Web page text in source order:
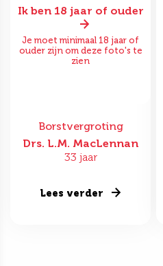
Ik ben 18 jaar of ouder
Je moet minimaal 18 jaar of
ouder zijn om deze foto's te
zien
Borstvergroting
Drs. L.M. MacLennan
33 jaar
Lees verder